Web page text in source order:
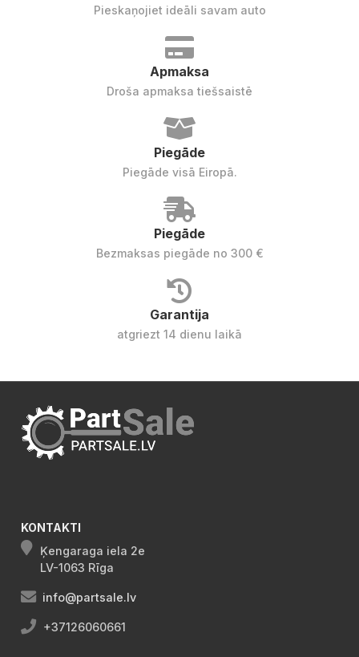
Pieskaņojiet ideāli savam auto
Apmaksa
Droša apmaksa tiešsaistē
Piegāde
Piegāde visā Eiropā.
Piegāde
Bezmaksas piegāde no 300 €
Garantija
atgriezt 14 dienu laikā
KONTAKTI
Ķengaraga iela 2e
LV-1063 Rīga
info@partsale.lv
+37126060661